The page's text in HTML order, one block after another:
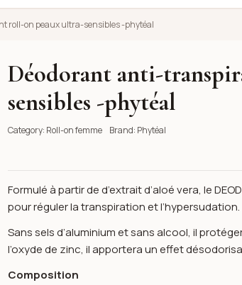
roll-on peaux ultra-sensibles -phytéal
peaux ultra-sensibles -phytéal
Déodorant anti-
sensibles -phytéal
Category: Roll-on femme Brand: Phytéal
Formulé à partir de d’extrait d’aloé vera, le
pour réguler la transpiration et l’hypersudation.
Sans sels d’aluminium et sans alcool, il
l’oxyde de zinc, il apportera un effet
Composition